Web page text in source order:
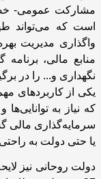
مشارکت عمومی-
است که می‌تواند
واگذاری مدیریت
منابع مالی،
نگهداری و... را در
یکی از کاربردهای
که نیاز به
سرمایه‌گذاری
یا حتی دولت به راحتی
دولت روحانی نیز